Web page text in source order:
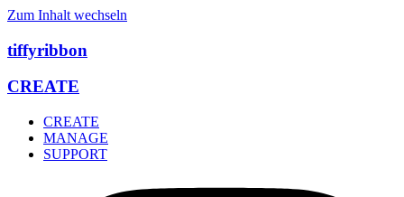
Zum Inhalt wechseln
tiffyribbon
CREATE
CREATE
MANAGE
SUPPORT